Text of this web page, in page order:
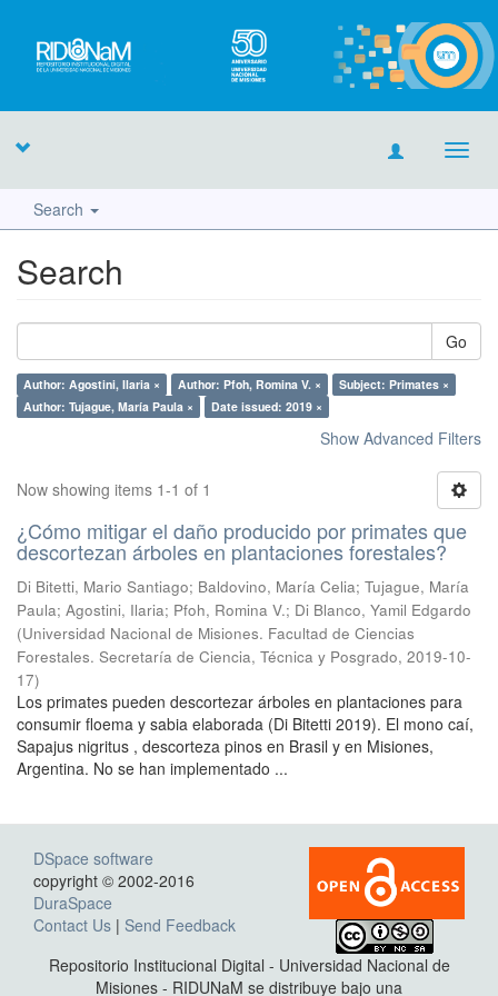
Search
Search
Go
Author: Agostini, Ilaria × Author: Pfoh, Romina V. ×
Subject: Primates ×
Author: Tujague, María Paula ×
Date issued: 2019 ×
Show Advanced Filters
Now showing items 1-1 of 1
¿Cómo mitigar el daño producido por primates que
descortezan árboles en plantaciones forestales?
Di Bitetti, Mario Santiago; Baldovino, María Celia; Tujague, María
Paula; Agostini, Ilaria; Pfoh, Romina V.; Di Blanco, Yamil Edgardo
(Universidad Nacional de Misiones. Facultad de Ciencias
Forestales. Secretaría de Ciencia, Técnica y Posgrado, 2019-10-
17)
Los primates pueden descortezar árboles en plantaciones para
consumir floema y sabia elaborada (Di Bitetti 2019). El mono caí,
Sapajus nigritus , descorteza pinos en Brasil y en Misiones,
Argentina. No se han implementado ...
DSpace software
copyright © 2002-2016
DuraSpace
Contact Us | Send Feedback
Repositorio Institucional Digital - Universidad Nacional de
Misiones - RIDUNaM se distribuye bajo una